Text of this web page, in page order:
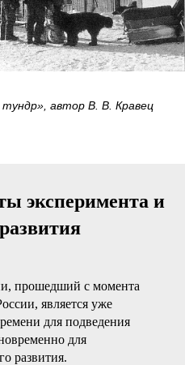
автор В. В. Кравец
эксперимента и
прошедший с момента
является уже
для подведения
для
развития.